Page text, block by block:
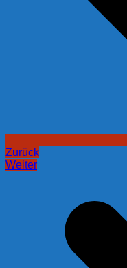
Zurück
Weiter